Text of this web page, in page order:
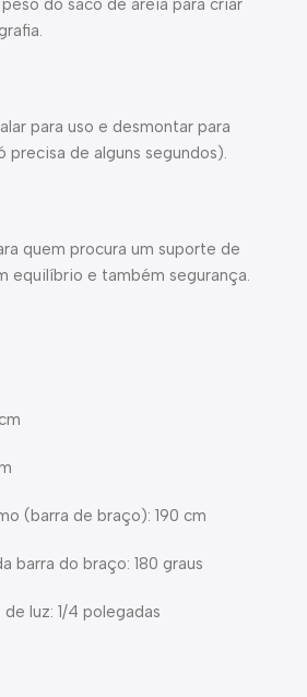
do saco de areia para criar
para uso e desmontar para
precisa de alguns segundos).
quem procura um suporte de
equilíbrio e também segurança.
(barra de braço): 190 cm
barra do braço: 180 graus
luz: 1/4 polegadas